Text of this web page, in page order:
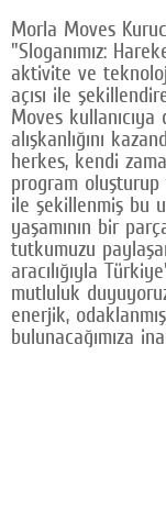
Morla Moves
"Sloganımız:
aktivite ve
açısı ile
Moves
alışkanlığını
herkes, kendi
program
ile şekillenmiş bu
yaşamının bir
tutkumuzu
aracılığıyla
mutluluk
enerjik,
bulunacağımıza